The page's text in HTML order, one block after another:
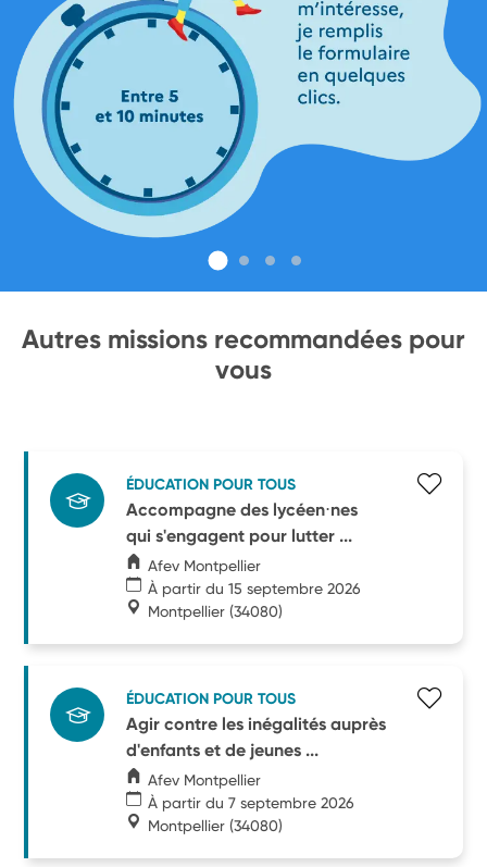
Autres missions recommandées pour
vous
ÉDUCATION POUR TOUS
Accompagne des lycéen⋅nes
qui s'engagent pour lutter ...
Afev Montpellier
À partir du 15 septembre 2026
Montpellier (34080)
ÉDUCATION POUR TOUS
Agir contre les inégalités auprès
d'enfants et de jeunes ...
Afev Montpellier
À partir du 7 septembre 2026
Montpellier (34080)